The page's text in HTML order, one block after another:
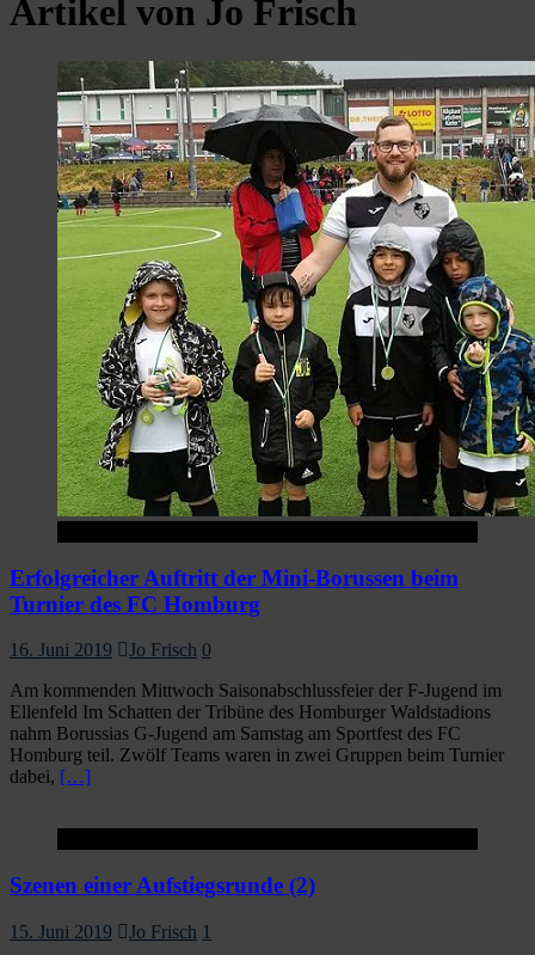
Artikel von Jo Frisch
Erfolgreicher Auftritt der Mini-Borussen beim
Turnier des FC Homburg
16. Juni 2019 Jo Frisch 0
Am kommenden Mittwoch Saisonabschlussfeier der F-Jugend im
Ellenfeld Im Schatten der Tribüne des Homburger Waldstadions
nahm Borussias G-Jugend am Samstag am Sportfest des FC
Homburg teil. Zwölf Teams waren in zwei Gruppen beim Turnier
dabei, […]
Szenen einer Aufstiegsrunde (2)
15. Juni 2019 Jo Frisch 1